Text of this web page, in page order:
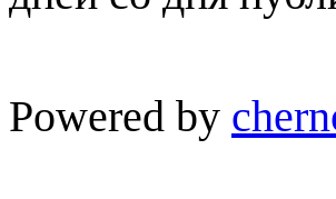
Powered by